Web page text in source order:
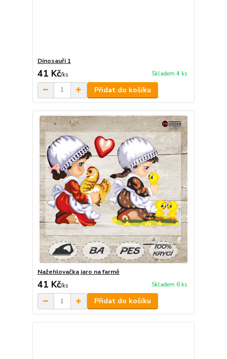
Dinosauři 1
41 Kč/ks Skladem 4 ks
Přidat do košíku
Nažehlovačka jaro na farmě
41 Kč/ks Skladem 6 ks
Přidat do košíku